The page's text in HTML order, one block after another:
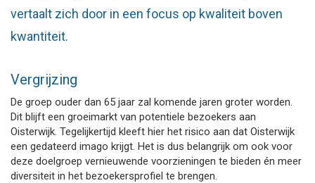
vertaalt zich door in een focus op kwaliteit boven
kwantiteit.
Vergrijzing
De groep ouder dan 65 jaar zal komende jaren groter worden.
Dit blijft een groeimarkt van potentiele bezoekers aan
Oisterwijk. Tegelijkertijd kleeft hier het risico aan dat Oisterwijk
een gedateerd imago krijgt. Het is dus belangrijk om ook voor
deze doelgroep vernieuwende voorzieningen te bieden én meer
diversiteit in het bezoekersprofiel te brengen.